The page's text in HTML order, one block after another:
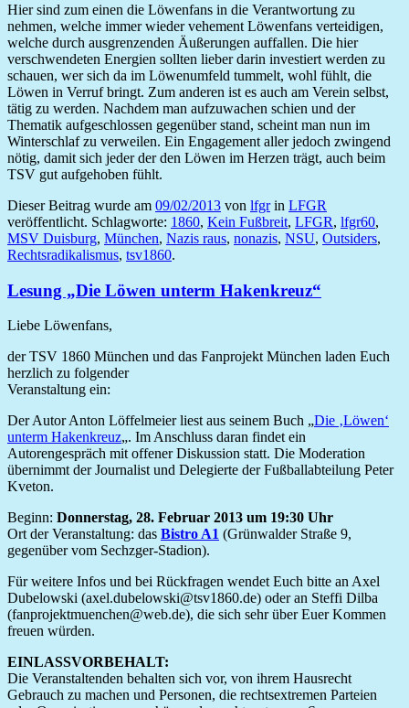
Hier sind zum einen die Löwenfans in die Verantwortung zu
nehmen, welche immer wieder vehement Löwenfans verteidigen,
welche durch ausgrenzenden Äußerungen auffallen. Die hier
verschwendeten Energien sollten lieber darin investiert werden zu
schauen, wer sich da im Löwenumfeld tummelt, wohl fühlt, die
Löwen in Verruf bringt. Zum anderen ist es auch am Verein selbst,
tätig zu werden. Nachdem man aufzuwachen schien und der
Thematik aufgeschlossen gegenüber stand, scheint man nun im
Winterschlaf zu verweilen. Ein Engagement aller jedoch zwingend
nötig, damit sich jeder der den Löwen im Herzen trägt, auch beim
TSV gut aufgehoben fühlt.
Dieser Beitrag wurde am 09/02/2013 von lfgrin LFGR
veröffentlicht. Schlagworte: 1860, Kein Fußbreit, LFGR, lfgr60,
MSV Duisburg, München, Nazis raus, nonazis, NSU, Outsiders,
Rechtsradikalismus, tsv1860.
Lesung „Die Löwen unterm Hakenkreuz“
Liebe Löwenfans,
der TSV 1860 München und das Fanprojekt München laden Euch
herzlich zu folgender
Veranstaltung ein:
Der Autor Anton Löffelmeier liest aus seinem Buch „Die ‚Löwen‘
unterm Hakenkreuz„. Im Anschluss daran findet ein
Autorengespräch mit offener Diskussion statt. Die Moderation
übernimmt der Journalist und Delegierte der Fußballabteilung Peter
Kveton.
Beginn: Donnerstag, 28. Februar 2013 um 19:30 Uhr
Ort der Veranstaltung: das Bistro A1 (Grünwalder Straße 9,
gegenüber vom Sechzger-Stadion).
Für weitere Infos und bei Rückfragen wendet Euch bitte an Axel
Dubelowski (axel.dubelowski@tsv1860.de) oder an Steffi Dilba
(fanprojektmuenchen@web.de), die sich sehr über Euer Kommen
freuen würden.
EINLASSVORBEHALT:
Die Veranstaltenden behalten sich vor, von ihrem Hausrecht
Gebrauch zu machen und Personen, die rechtsextremen Parteien